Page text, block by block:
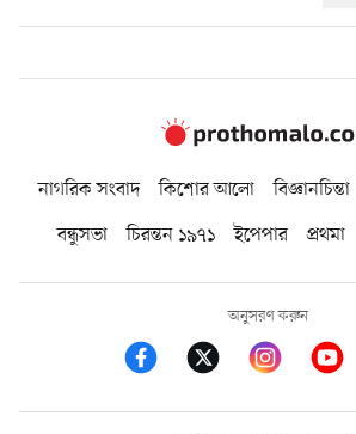
নাগরিক সংবাদ কিশোর আলো বিজ্ঞানচিন্তা
বন্ধুসভা
চিরন্তন ১৯৭১ ইপেপার প্রথমা
অনুসরণ করুন